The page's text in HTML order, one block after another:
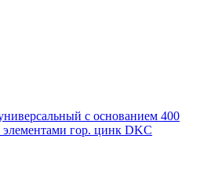
с основанием 400
гор. цинк DKC